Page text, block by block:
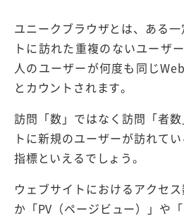
ユニークブラウザとは、ある
トに訪れた重複のないユーザ
人のユーザーが何度も同じ
とカウントされます。
訪問「数」ではなく訪問「者
トに新規のユーザーが訪れて
指標といえるでしょう。
ウェブサイトにおけるアクセ
か「PV（ページビュー）」や